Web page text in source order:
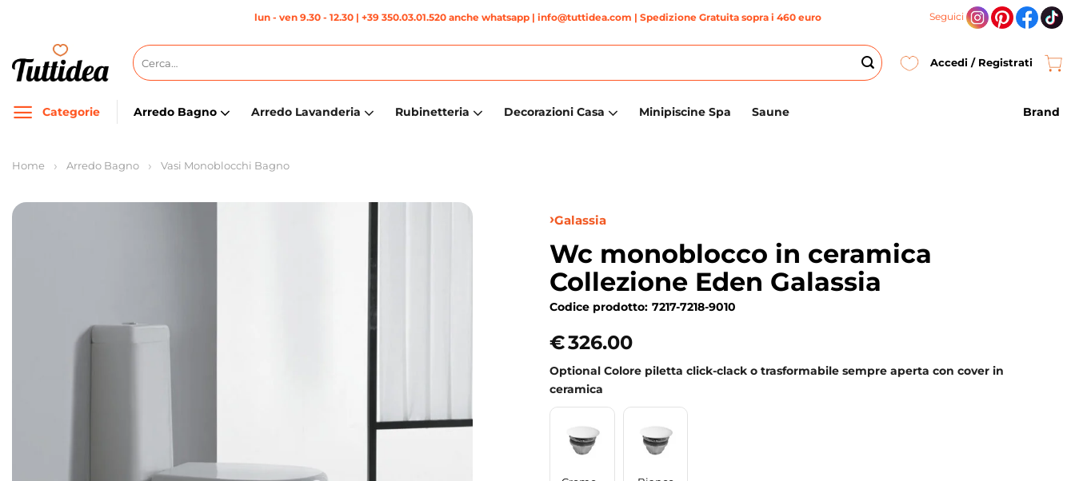
contenuti
lun - ven 9.30 - 12.30 | +39 350.03.01.520 anche whatsapp| info@tuttidea.com | Spedizione Gratuita sopra i 460 euro Seguici
Cerca:
Accedi / Registrati
Categorie Arredo Bagno Arredo Lavanderia Rubinetteria Decorazioni Casa Minipiscine Spa Saune Brand
Home Arredo Bagno Vasi Monoblocchi Bagno
Galassia
Wc monoblocco in ceramica
Collezione Eden Galassia
Codice prodotto: 7217-7218-9010
€326.00
Optional Colore piletta click-clack o trasformabile sempre aperta con cover in
ceramica